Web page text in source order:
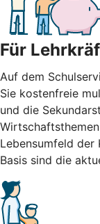
Für
Auf dem
Sie kostenfreie
und die
Lebensumfeld der
Basis sind die